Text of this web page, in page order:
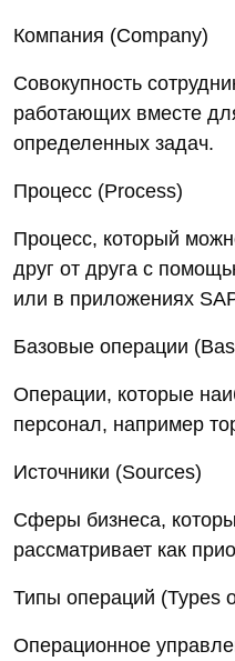
Компания (Company)
Совокупность
работающих вместе
определенных задач.
Процесс (Process)
Процесс, который
друг от друга с
или в приложениях
Базовые операции
Операции, которые
персонал, например
Источники (Sources)
Сферы бизнеса,
рассматривает как
Типы операций (Types
Операционное